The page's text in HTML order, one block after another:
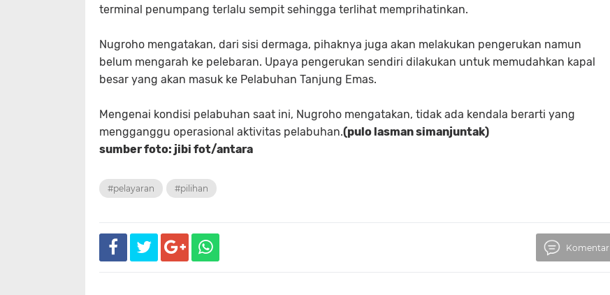
terminal penumpang terlalu sempit sehingga terlihat memprihatinkan.
Nugroho mengatakan, dari sisi dermaga, pihaknya juga akan melakukan pengerukan namun
belum mengarah ke pelebaran. Upaya pengerukan sendiri dilakukan untuk memudahkan kapal
besar yang akan masuk ke Pelabuhan Tanjung Emas.
Mengenai kondisi pelabuhan saat ini, Nugroho mengatakan, tidak ada kendala berarti yang
mengganggu operasional aktivitas pelabuhan.(pulo lasman simanjuntak)
sumber foto: jibi fot/antara
#pelayaran #pilihan
Komentar